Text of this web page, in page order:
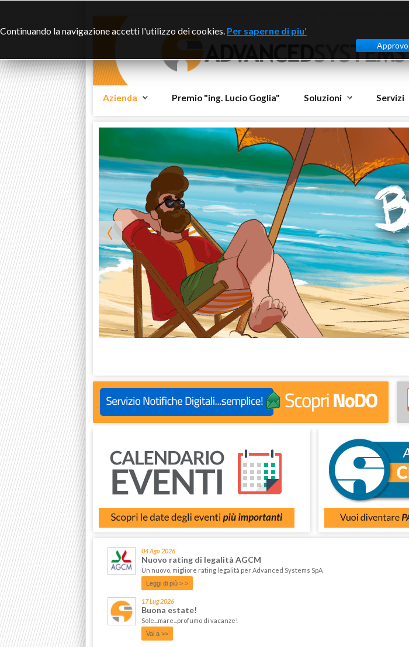
Azienda Premio "ing. Lucio Goglia" Soluzioni Servizi
04 Ago 2026
Nuovo rating di legalità AGCM
Un nuovo, migliore rating legalità per Advanced Systems SpA
Leggi di più > >
17 Lug 2026
Buona estate!
Sole...mare...profumo di vacanze!
Vai a >>
Continuando la navigazione accetti l'utilizzo dei cookies. Per saperne di piu'
Approvo